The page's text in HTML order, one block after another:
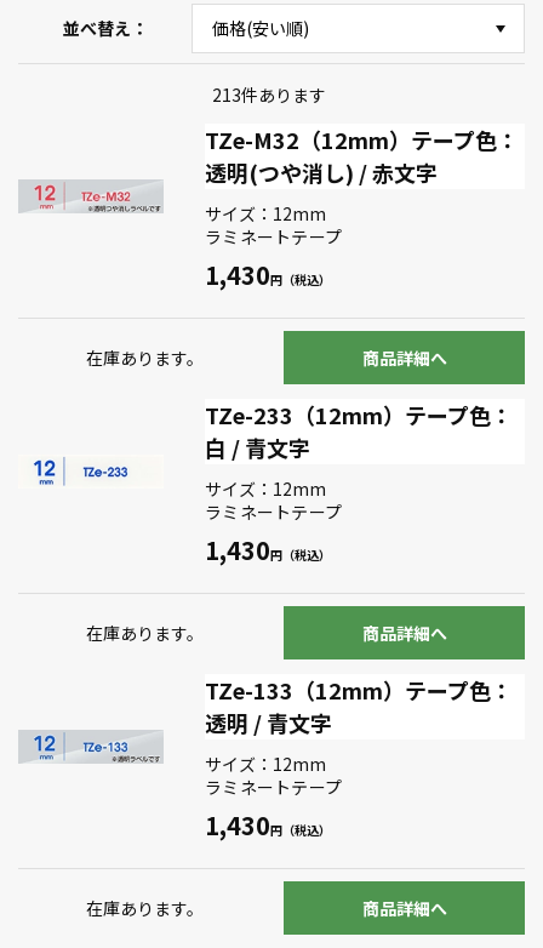
並べ替え
213件あります
TZe-M32（12mm）テープ色：
透明(つや消し) / 赤文字
サイズ：12mm
ラミネートテープ
1,430
在庫あります。 商品詳細へ
TZe-233（12mm）テープ色：
白 / 青文字
サイズ：12mm
ラミネートテープ
1,430
在庫あります。 商品詳細へ
TZe-133（12mm）テープ色：
透明 / 青文字
サイズ：12mm
ラミネートテープ
1,430
在庫あります。 商品詳細へ